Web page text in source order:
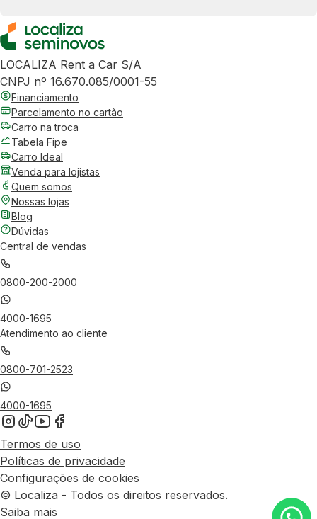
LOCALIZA Rent a Car S/A
CNPJ nº 16.670.085/0001-55
Financiamento
Parcelamento no cartão
Carro na troca
Tabela Fipe
Carro Ideal
Venda para lojistas
Quem somos
Nossas lojas
Blog
Dúvidas
Central de vendas
0800-200-2000
4000-1695
Atendimento ao cliente
0800-701-2523
4000-1695
Termos de uso
Políticas de privacidade
Configurações de cookies
© Localiza - Todos os direitos reservados.
Saiba mais